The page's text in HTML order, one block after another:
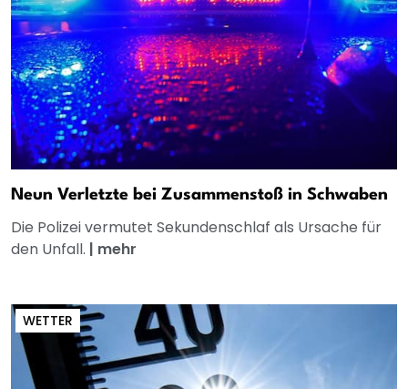
Neun Verletzte bei Zusammenstoß in Schwaben
Die Polizei vermutet Sekundenschlaf als Ursache für
den Unfall. | mehr
WETTER